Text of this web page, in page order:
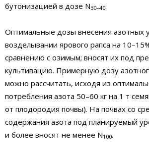
бутонизацией в дозе N30–40.
Оптимальные дозы внесения азотных
возделывании ярового рапса на
сравнению с озимым; вносят их под
культивацию. Примерную дозу
можно рассчитать, исходя из
потребления азота 50–60 кг на 1 т
от плодородия почвы). На почвах со
содержания азота под планируемый
и более вносят не менее N100.